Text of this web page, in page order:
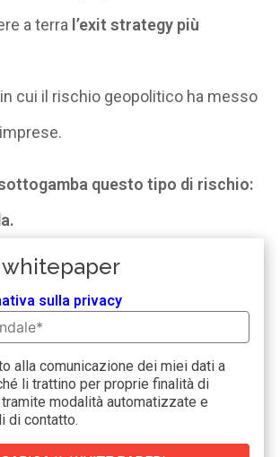
a terra l’exit strategy più
in cui il rischio geopolitico ha messo
questo tipo di rischio:
whitepaper
sulla privacy
alla comunicazione dei miei dati a
li trattino per proprie finalità di
modalità automatizzate e
di contatto.